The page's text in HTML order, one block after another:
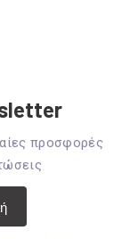
προσφορές